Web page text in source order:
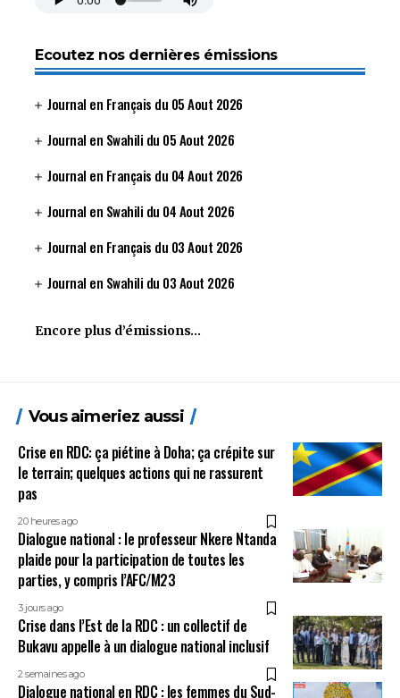
Ecoutez nos dernières émissions
Journal en Français du 05 Aout 2026
Journal en Swahili du 05 Aout 2026
Journal en Français du 04 Aout 2026
Journal en Swahili du 04 Aout 2026
Journal en Français du 03 Aout 2026
Journal en Swahili du 03 Aout 2026
Encore plus d’émissions…
Vous aimeriez aussi
Crise en RDC: ça piétine à Doha; ça crépite sur
le terrain; quelques actions qui ne rassurent
pas
20 heures ago
Dialogue national : le professeur Nkere Ntanda
plaide pour la participation de toutes les
parties, y compris l’AFC/M23
3 jours ago
Crise dans l’Est de la RDC : un collectif de
Bukavu appelle à un dialogue national inclusif
2 semaines ago
Dialogue national en RDC : les femmes du Sud-